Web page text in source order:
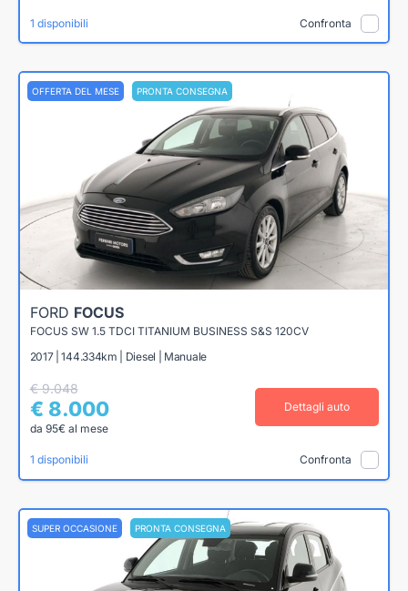
1 disponibili Confronta
OFFERTA DEL MESE PRONTA CONSEGNA
FORD FOCUS
FOCUS SW 1.5 TDCI TITANIUM BUSINESS S&S 120CV
2017 | 144.334km | Diesel | Manuale
€ 9.048
€ 8.000
da 95€ al mese
Dettagli auto
1 disponibili Confronta
SUPER OCCASIONE PRONTA CONSEGNA